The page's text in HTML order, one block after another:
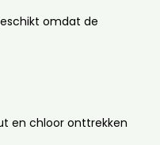
omdat de
en chloor onttrekken